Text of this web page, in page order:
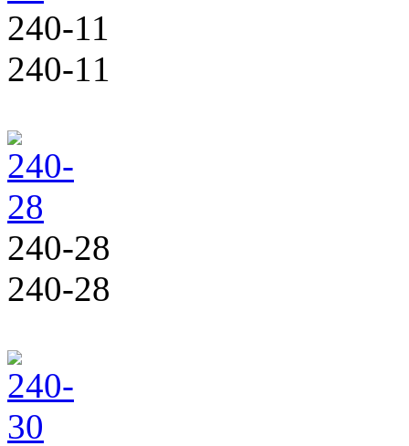
240-11
240-11
240-28
240-28